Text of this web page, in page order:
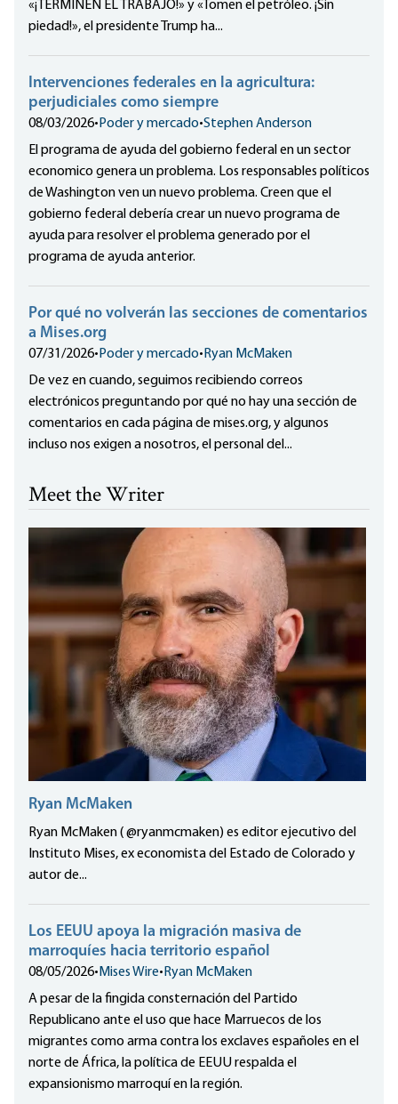
«¡TERMINEN EL TRABAJO!» y «Tomen el petróleo. ¡Sin
piedad!», el presidente Trump ha...
Intervenciones federales en la agricultura:
perjudiciales como siempre
08/03/2026• Poder y mercado•Stephen Anderson
El programa de ayuda del gobierno federal en un sector
economico genera un problema. Los responsables políticos
de Washington ven un nuevo problema. Creen que el
gobierno federal debería crear un nuevo programa de
ayuda para resolver el problema generado por el
programa de ayuda anterior.
Por qué no volverán las secciones de comentarios
a Mises.org
07/31/2026• Poder y mercado• Ryan McMaken
De vez en cuando, seguimos recibiendo correos
electrónicos preguntando por qué no hay una sección de
comentarios en cada página de mises.org, y algunos
incluso nos exigen a nosotros, el personal del...
Meet the Writer
Ryan McMaken
Ryan McMaken ( @ryanmcmaken) es editor ejecutivo del
Instituto Mises, ex economista del Estado de Colorado y
autor de...
Los EEUU apoya la migración masiva de
marroquíes hacia territorio español
08/05/2026• Mises Wire• Ryan McMaken
A pesar de la fingida consternación del Partido
Republicano ante el uso que hace Marruecos de los
migrantes como arma contra los exclaves españoles en el
norte de África, la política de EEUU respalda el
expansionismo marroquí en la región.